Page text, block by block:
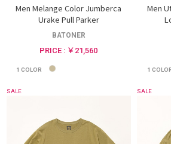
Men Melange Color Jumberca
Urake Pull Parker
BATONER
PRICE : ￥21,560
1 COLOR
Men
1
SALE SALE